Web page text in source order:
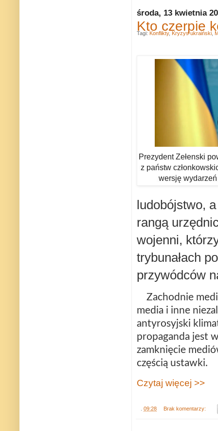
środa, 13 kwietnia
Kto czerpie
Prezydent Zełenski
z państw
wersję
ludobójstwo,
rangą
wojenni,
trybunałach
przywódców
Zachodnie
media i inne
antyrosyjski
propaganda jest
zamknięcie
częścią ustawki.
Czytaj więcej >>
09:28 Brak komentarzy:
Tagi: Konflikty, Kryzys ukraiński